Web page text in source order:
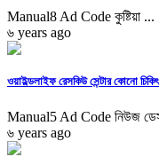
Manual8 Ad Code কুষ্টিয়া ...
৬ years ago
ওয়াইল্ডলাইফ রেসকিউ সেন্টার কোনো
Manual5 Ad Code নিউজ
৬ years ago